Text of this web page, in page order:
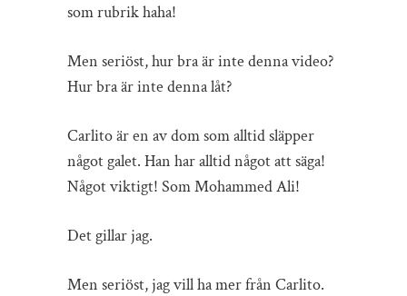
som rubrik haha!
Men seriöst, hur bra är inte denna video?
Hur bra är inte denna låt?
Carlito är en av dom som alltid släpper
något galet. Han har alltid något att säga!
Något viktigt! Som Mohammed Ali!
Det gillar jag.
Men seriöst, jag vill ha mer från Carlito.